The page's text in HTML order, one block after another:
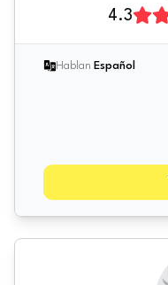
4.3
Hablan Español